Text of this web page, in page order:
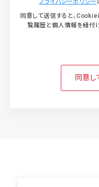
プライバシーポリシー
同意して送信すると、
覧履歴と個人情報を紐付